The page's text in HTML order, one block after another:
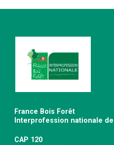
France Bois Forêt
Interprofession nationale
CAP 120